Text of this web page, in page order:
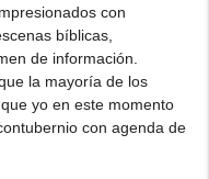
con
bíblicas,
de información.
la mayoría de los
yo en este momento
con agenda de